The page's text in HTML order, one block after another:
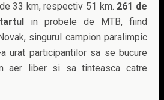
33 km, respectiv 51 km. 261 de
in probele de MTB, fiind
singurul campion paralimpic
urat participantilor sa se bucure
aer liber si sa tinteasca catre